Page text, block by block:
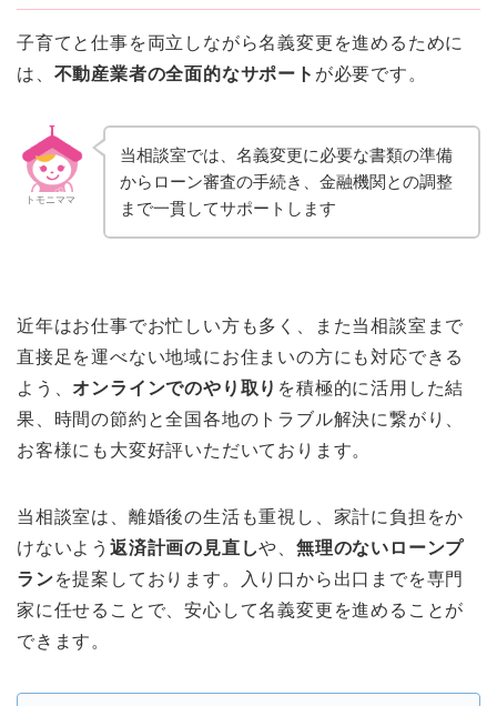
子育てと仕事を両立しながら名義変更を進めるために
は、 不動産業者の全面的なサポート が必要です。
トモニママ
当相談室では、名義変更に必要な書類の準備
からローン審査の手続き、金融機関との調整
まで一貫してサポートします
近年はお仕事でお忙しい方も多く、また当相談室まで
直接足を運べない地域にお住まいの方にも対応できる
よう、 オンラインでのやり取り を積極的に活用した結
果、時間の節約と全国各地のトラブル解決に繋がり、
お客様にも大変好評いただいております。
当相談室は、離婚後の生活も重視し、家計に負担をか
けないよう 返済計画の見直しや、無理のないローンプ
ランを提案しております。入り口から出口までを専門
家に任せることで、安心して名義変更を進めることが
できます。